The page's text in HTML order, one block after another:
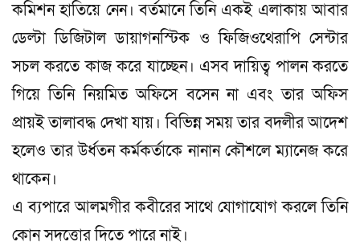
কমিশন হাতিয়ে নেন। বর্তমানে তিনি একই এলাকায় আবার
ডেল্টা ডিজিটাল ডায়াগনস্টিক ও ফিজিওথেরাপি সেন্টার
সচল করতে কাজ করে যাচ্ছেন। এসব দায়িত্ব পালন করতে
গিয়ে তিনি নিয়মিত অফিসে বসেন না এবং তার অফিস
প্রায়ই তালাবদ্ধ দেখা যায়। বিভিন্ন সময় তার বদলীর আদেশ
হলেও তার উর্ধতন কর্মকর্তাকে নানান কৌশলে ম্যানেজ করে
থাকেন।
এ ব্যপারে আলমগীর কবীরের সাথে যোগাযোগ করলে তিনি
কোন সদত্তোর দিতে পারে নাই।